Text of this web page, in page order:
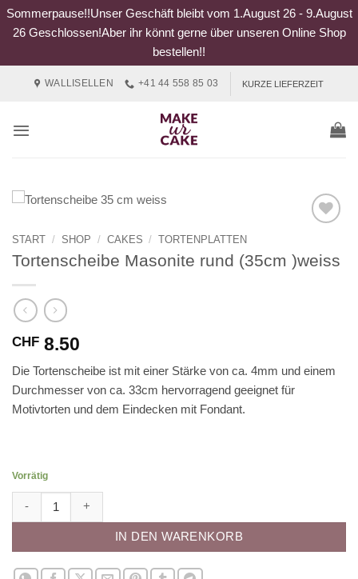
Sommerpause!!Unser Geschäft bleibt vom 1.August 26 - 9.August
26 Geschlossen!Aber ihr könnt gerne über unseren Online Shop
bestellen!!
WALLISELLEN +41 44 558 85 03 KURZE LIEFERZEIT
START / SHOP / CAKES / TORTENPLATTEN
Tortenscheibe Masonite rund (35cm )weiss
CHF 8.50
Die Tortenscheibe ist mit einer Stärke von ca. 4mm und einem
Durchmesser von ca. 33cm hervorragend geeignet für
Motivtorten und dem Eindecken mit Fondant.
Vorrätig
IN DEN WARENKORB